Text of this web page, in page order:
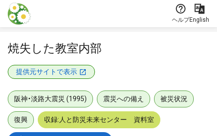
本文に飛ぶ
ヘルプEnglish
焼失した教室内部
提供元サイトで表示
阪神・淡路大震災 (1995) 震災への備え 被災状況
復興 収録:人と防災未来センター 資料室